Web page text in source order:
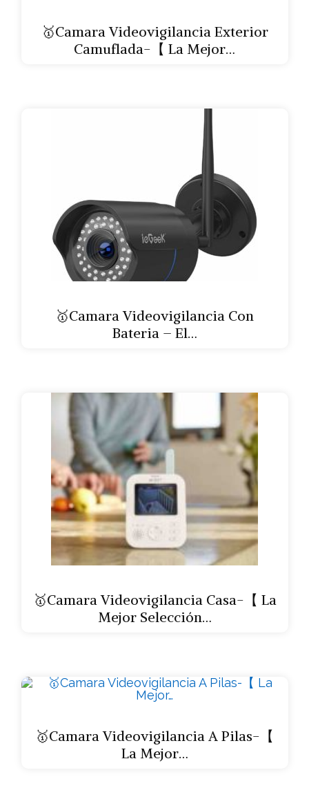
🥇Camara Videovigilancia Exterior
Camuflada-【 La Mejor…
🥇Camara Videovigilancia Con
Bateria – El…
🥇Camara Videovigilancia Casa-【 La
Mejor Selección…
🥇Camara Videovigilancia A Pilas-【
La Mejor…